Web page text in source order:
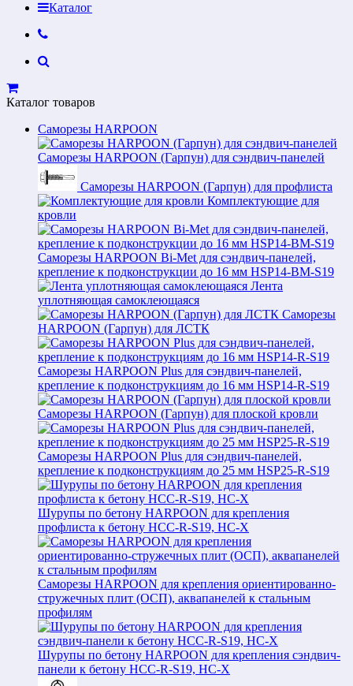
Каталог
Каталог товаров
Саморезы HARPOON
Саморезы HARPOON (Гарпун) для сэндвич-панелей
Саморезы HARPOON (Гарпун) для профлиста
Комплектующие для
кровли
Саморезы HARPOON Bi-Met для сэндвич-панелей,
крепление к подконструкции до 16 мм HSP14-BM-S19
Лента
уплотняющая самоклеющаяся
Саморезы
HARPOON (Гарпун) для ЛСТК
Саморезы HARPOON Plus для сэндвич-панелей,
крепление к подконструкциям до 16 мм HSP14-R-S19
Саморезы HARPOON (Гарпун) для плоской кровли
Саморезы HARPOON Plus для сэндвич-панелей,
крепление к подконструкциям до 25 мм HSP25-R-S19
Шурупы по бетону HARPOON для крепления
профлиста к бетону HCC-R-S19, HC-X
Саморезы HARPOON для крепления ориентированно-
стружечных плит (ОСП), аквапанелей к стальным
профилям
Шурупы по бетону HARPOON для крепления сэндвич-
панели к бетону HCC-R-S19, HC-X